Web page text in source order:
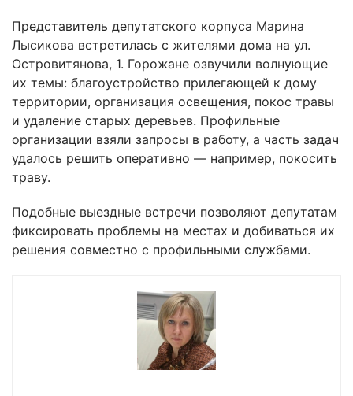
Представитель депутатского корпуса Марина
Лысикова встретилась с жителями дома на ул.
Островитянова, 1. Горожане озвучили волнующие
их темы: благоустройство прилегающей к дому
территории, организация освещения, покос травы
и удаление старых деревьев. Профильные
организации взяли запросы в работу, а часть задач
удалось решить оперативно — например, покосить
траву.
Подобные выездные встречи позволяют депутатам
фиксировать проблемы на местах и добиваться их
решения совместно с профильными службами.